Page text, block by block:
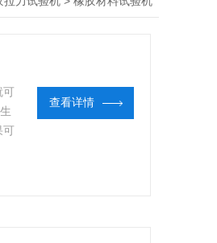
可
可
查看详情